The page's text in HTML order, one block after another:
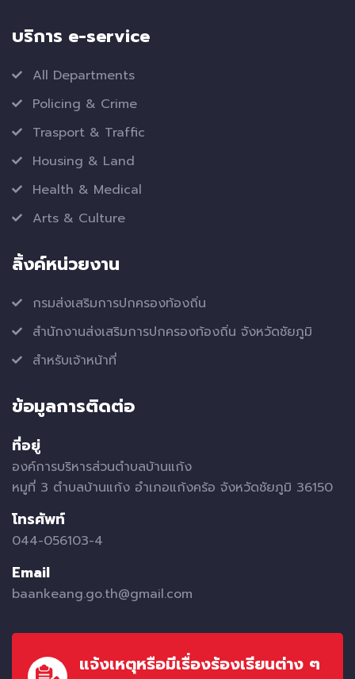
บริการ e-service
All Departments
Policing & Crime
Trasport & Traffic
Housing & Land
Health & Medical
Arts & Culture
ลิ้งค์หน่วยงาน
กรมส่งเสริมการปกครองท้องถิ่น
สำนักงานส่งเสริมการปกครองท้องถิ่น จังหวัดชัยภูมิ
สำหรับเจ้าหน้าที่
ข้อมูลการติดต่อ
ที่อยู่
องค์การบริหารส่วนตำบลบ้านแก้ง
หมูที่ 3 ตำบลบ้านแก้ง อำเภอแก้งคร้อ จังหวัดชัยภูมิ 36150
โทรศัพท์
044-056103-4
Email
baankeang.go.th@gmail.com
แจ้งเหตุหรือมีเรื่องร้องเรียนต่าง ๆ